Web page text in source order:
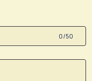
0 /50